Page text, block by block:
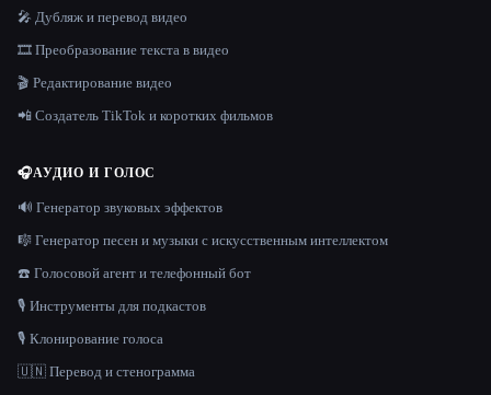
🎤 Дубляж и перевод видео
🎞️ Преобразование текста в видео
🎬 Редактирование видео
📲 Создатель TikTok и коротких фильмов
🎧АУДИО И ГОЛОС
🔊 Генератор звуковых эффектов
🎼 Генератор песен и музыки с искусственным интеллектом
☎️ Голосовой агент и телефонный бот
🎙️ Инструменты для подкастов
🎙️ Клонирование голоса
🇺🇳 Перевод и стенограмма